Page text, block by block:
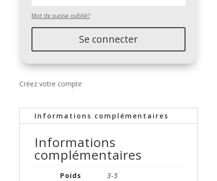
Mot de passe oublié?
Se connecter
Créez votre compte
Informations complémentaires
Informations
complémentaires
Poids
3-5